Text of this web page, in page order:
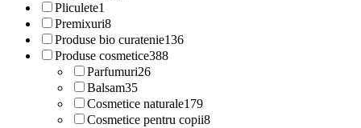
Pliculete1
Premixuri8
Produse bio curatenie136
Produse cosmetice388
Parfumuri26
Balsam35
Cosmetice naturale179
Cosmetice pentru copii8